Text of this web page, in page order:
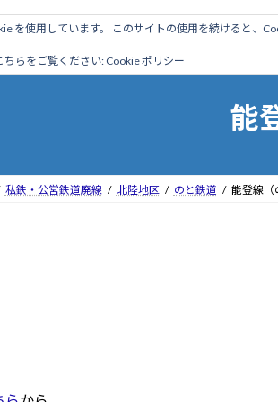
ホーム はじめに
能
私鉄・公営鉄道廃線 北陸地区 のと鉄道 能登線（
を使用しています。 このサイトの使用を続けると、
ちらをご覧ください: Cookie ポリシー